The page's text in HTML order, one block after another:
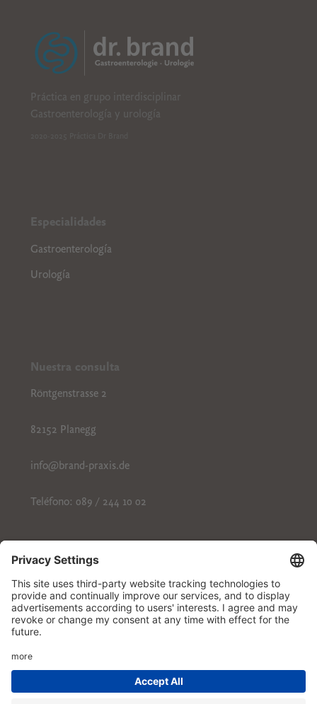
BCDE
Práctica en grupo interdisciplinar
Gastroenterología y urología
Especialidades
Gastroenterología
Urología
Nuestra consulta
Röntgenstrasse 2
82152 Planegg
info@brand-praxis.de
Teléfono: 089 / 244 10 02
Pie de imprenta
Protección de datos